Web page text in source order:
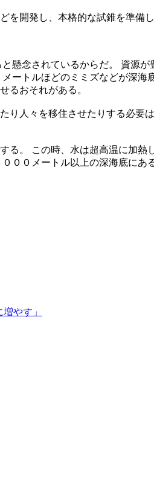
開発し、本格的な試錐を準
懸念されているからだ。 資源
ートルほどのミミズなどが深
るおそれがある。
り人々を移住させたりする必
。 この時、水は超高温に加
００メートル以上の深海底に
やす」